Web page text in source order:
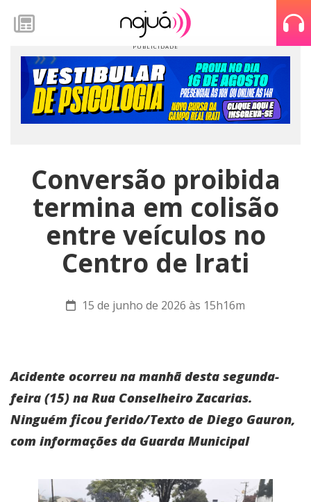
Conversão proibida
termina em colisão
entre veículos no
Centro de Irati
15 de junho de 2026 às 15h16m
Acidente ocorreu na manhã desta segunda-
feira (15) na Rua Conselheiro Zacarias.
Ninguém ficou ferido/Texto de Diego Gauron,
com informações da Guarda Municipal